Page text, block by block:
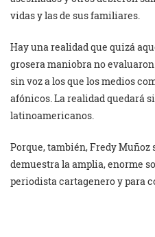
vidas y las de sus familiares.
Hay una realidad que quizá
grosera maniobra no
sin voz a los que los medios
afónicos. La realidad quedará
latinoamericanos.
Porque, también, Fredy Muñoz
demuestra la amplia, enorme
periodista cartagenero y para